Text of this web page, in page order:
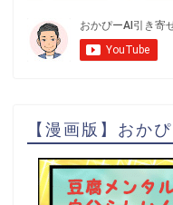
【漫画版】おか